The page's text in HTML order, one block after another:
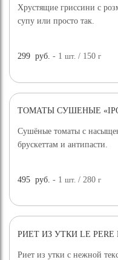
Хрустящие гриссини с
супу или просто так.
299 руб. - 1шт. / 150г
ТОМАТЫ СУШЕНЫЕ
Сушёные томаты с
брускеттам и антипасти.
495 руб. - 1шт. / 280г
РИЕТ ИЗ УТКИ LE PERE
Риет из утки с нежной